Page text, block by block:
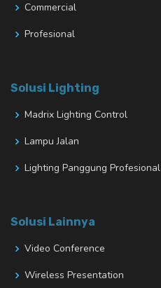
Commercial
Profesional
Solusi Lighting
Madrix Lighting Control
Lampu Jalan
Lighting Panggung Profesional
Solusi Lainnya
Video Conference
Wireless Presentation